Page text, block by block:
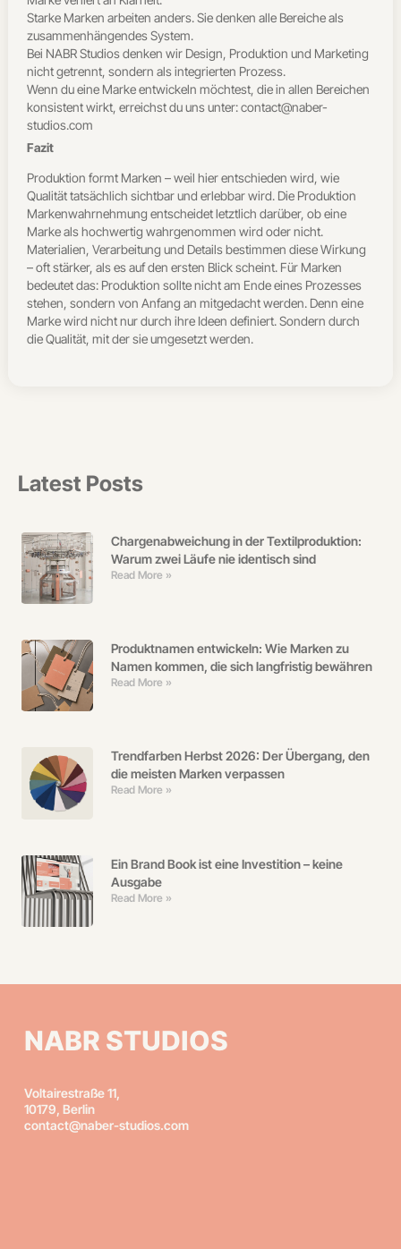
Starke Marken arbeiten anders. Sie denken alle Bereiche als
zusammenhängendes System.
Bei NABR Studios denken wir Design, Produktion und Marketing
nicht getrennt, sondern als integrierten Prozess.
Wenn du eine Marke entwickeln möchtest, die in allen Bereichen
konsistent wirkt, erreichst du uns unter: contact@naber-
studios.com
Fazit
Produktion formt Marken – weil hier entschieden wird, wie
Qualität tatsächlich sichtbar und erlebbar wird. Die Produktion
Markenwahrnehmung entscheidet letztlich darüber, ob eine
Marke als hochwertig wahrgenommen wird oder nicht.
Materialien, Verarbeitung und Details bestimmen diese Wirkung
– oft stärker, als es auf den ersten Blick scheint. Für Marken
bedeutet das: Produktion sollte nicht am Ende eines Prozesses
stehen, sondern von Anfang an mitgedacht werden. Denn eine
Marke wird nicht nur durch ihre Ideen definiert. Sondern durch
die Qualität, mit der sie umgesetzt werden.
Latest Posts
Chargenabweichung in der Textilproduktion:
Warum zwei Läufe nie identisch sind
Read More »
Produktnamen entwickeln: Wie Marken zu
Namen kommen, die sich langfristig bewähren
Read More »
Trendfarben Herbst 2026: Der Übergang, den
die meisten Marken verpassen
Read More »
Ein Brand Book ist eine Investition – keine
Ausgabe
Read More »
NABR STUDIOS
Voltairestraße 11,
10179, Berlin
contact@naber-studios.com